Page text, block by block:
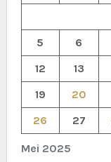
Mei 2025
5
6
12
13
19
20
26
27